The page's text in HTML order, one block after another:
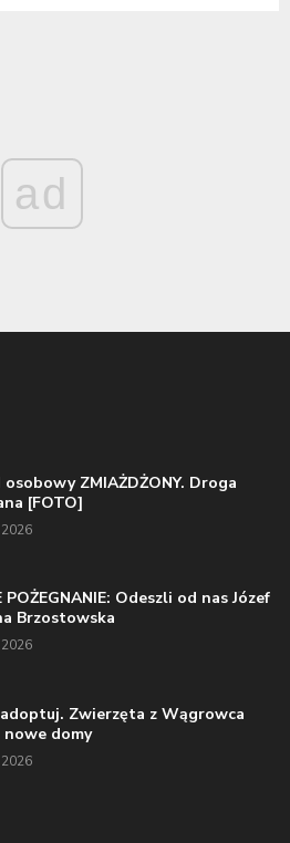
ad
osobowy ZMIAŻDŻONY. Droga
[FOTO]
POŻEGNANIE: Odeszli od nas Józef
Brzostowska
Zwierzęta z Wągrowca
nowe domy